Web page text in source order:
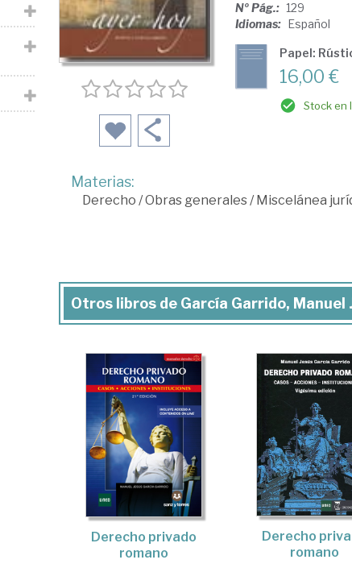
Nº Pág.: 129
Idiomas: Español
Papel:
16,00 €
Stock en
Materias:
Derecho /Obras generales/Miscelánea
Otros libros de García Garrido, Manuel
Derecho privado
romano
Derecho
romano